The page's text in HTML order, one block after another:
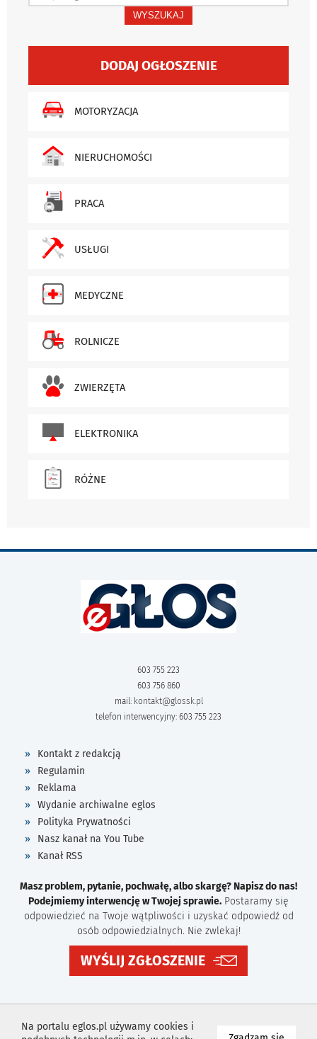
Na portalu eglos.pl używamy cookies i
WYSZUKAJ
DODAJ OGŁOSZENIE
MOTORYZACJA
NIERUCHOMOŚCI
PRACA
USŁUGI
MEDYCZNE
ROLNICZE
ZWIERZĘTA
ELEKTRONIKA
RÓŻNE
603 755 223
603 756 860
mail: kontakt@glossk.pl
telefon interwencyjny: 603 755 223
Kontakt z redakcją
Regulamin
Reklama
Wydanie archiwalne eglos
Polityka Prywatności
Nasz kanał na You Tube
Kanał RSS
Masz problem, pytanie, pochwałę, albo skargę? Napisz do nas!
Podejmiemy interwencję w Twojej sprawie. Postaramy się
odpowiedzieć na Twoje wątpliwości i uzyskać odpowiedź od
osób odpowiedzialnych. Nie zwlekaj!
WYŚLIJ ZGŁOSZENIE